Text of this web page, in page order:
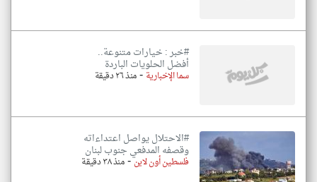
#خبر : خيارات متنوعة..
أفضل الحلويات الباردة
سما الإخبارية-منذ ٢٦ دقيقة
#الاحتلال يواصل اعتداءاته
وقصفه المدفعي جنوب لبنان
فلسطين أون لاين-منذ ٣٨ دقيقة